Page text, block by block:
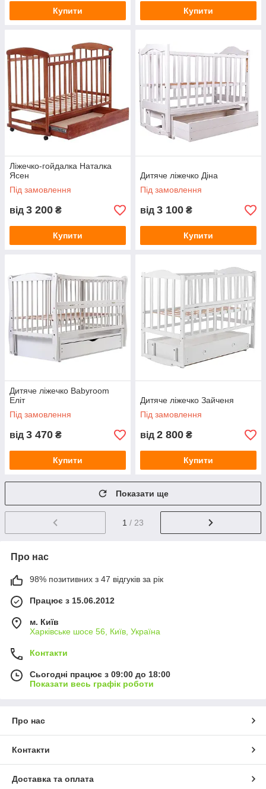
Купити Купити
Ліжечко-гойдалка Наталка
Ясен
Під замовлення
від 3 200 ₴
Купити
Дитяче ліжечко Діна
Під замовлення
від 3 100 ₴
Купити
Дитяче ліжечко Babyroom
Еліт
Під замовлення
від 3 470 ₴
Купити
Дитяче ліжечко Зайченя
Під замовлення
від 2 800 ₴
Купити
Показати ще
1 / 23
Про нас
98% позитивних з 47 відгуків за рік
Працює з 15.06.2012
м. Київ
Харківське шосе 56, Київ, Україна
Контакти
Сьогодні працює з 09:00 до 18:00
Показати весь графік роботи
Про нас
Контакти
Доставка та оплата